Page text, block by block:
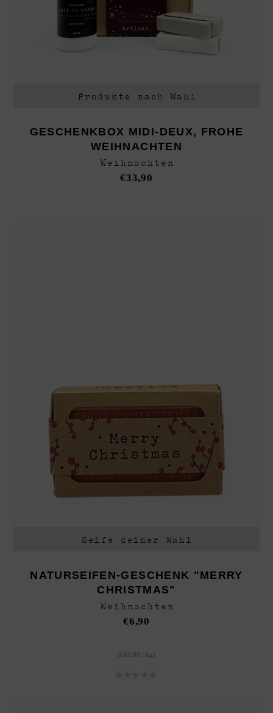
Produkte nach Wahl
GESCHENKBOX MIDI-DEUX, FROHE
WEIHNACHTEN
Weihnachten
€33,90
Seife deiner Wahl
NATURSEIFEN-GESCHENK "MERRY
CHRISTMAS"
Weihnachten
€6,90
( € 69,00 kg )